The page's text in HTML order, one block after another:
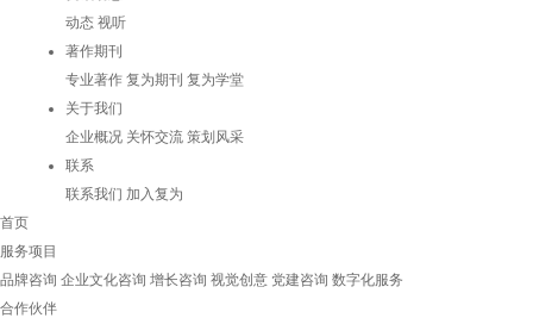
动态 视听
著作期刊
专业著作 复为期刊 复为学堂
关于我们
企业概况 关怀交流 策划风采
联系
联系我们 加入复为
首页
服务项目
品牌咨询 企业文化咨询 增长咨询 视觉创意 党建咨询 数字化服务
合作伙伴